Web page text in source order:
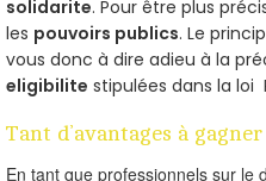
solidarite. Pour être plus
les pouvoirs publics. Le
vous donc à dire adieu à la
eligibilite stipulées dans la loi
Tant d’avantages à gagner
En tant que professionnels sur le